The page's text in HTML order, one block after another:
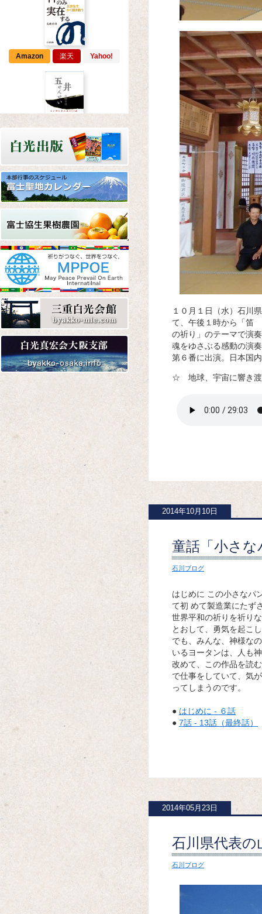
１０月１日（水）石川
て、午後１時から「
の祈り」のテーマで演
魂をゆさぶる感動の演
第６番に出演。日本国
☆ 地球、宇宙に響き渡
2014年10月10日
童話「小さな
石川ブログ
はじめに この小さなパ
て初 めて製造業にたず
世界平和の祈りを祈り
とおして、勇気を起こ
でも、みんな、神様な
いるヨータンは、人も
改めて、この作品を読
で仕事をしていて、気
ってしまうのです。
● はじめに - ６話
● 7話 - 13話（最終話）
2014年05月23日
石川県代表の
石川ブログ
Amazon 楽天 Yahoo!
Amazon 楽天 Yahoo!
Amazon 楽天 Yahoo!
Amazon 楽天 Yahoo!